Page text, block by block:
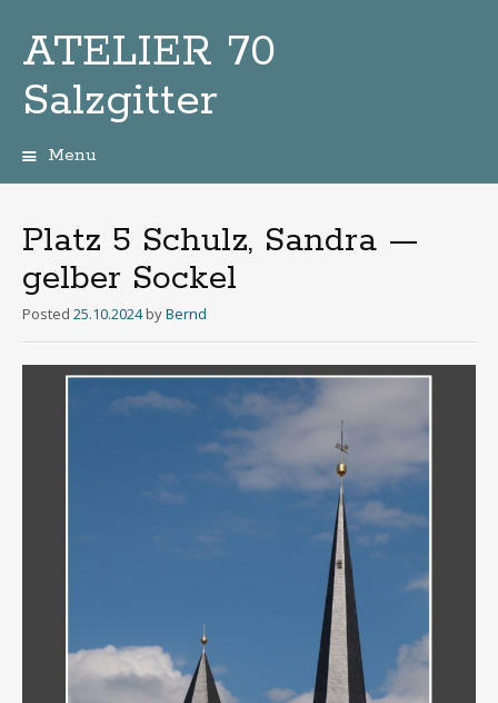
ATELIER 70
Salzgitter
Menu
Platz 5 Schulz, Sandra —
gelber Sockel
Posted 25.10.2024 byBernd